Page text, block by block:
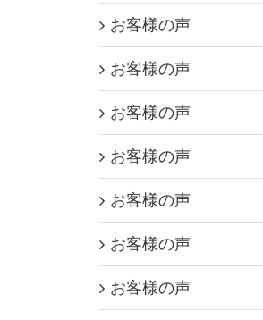
お客様の声
お客様の声
お客様の声
お客様の声
お客様の声
お客様の声
お客様の声